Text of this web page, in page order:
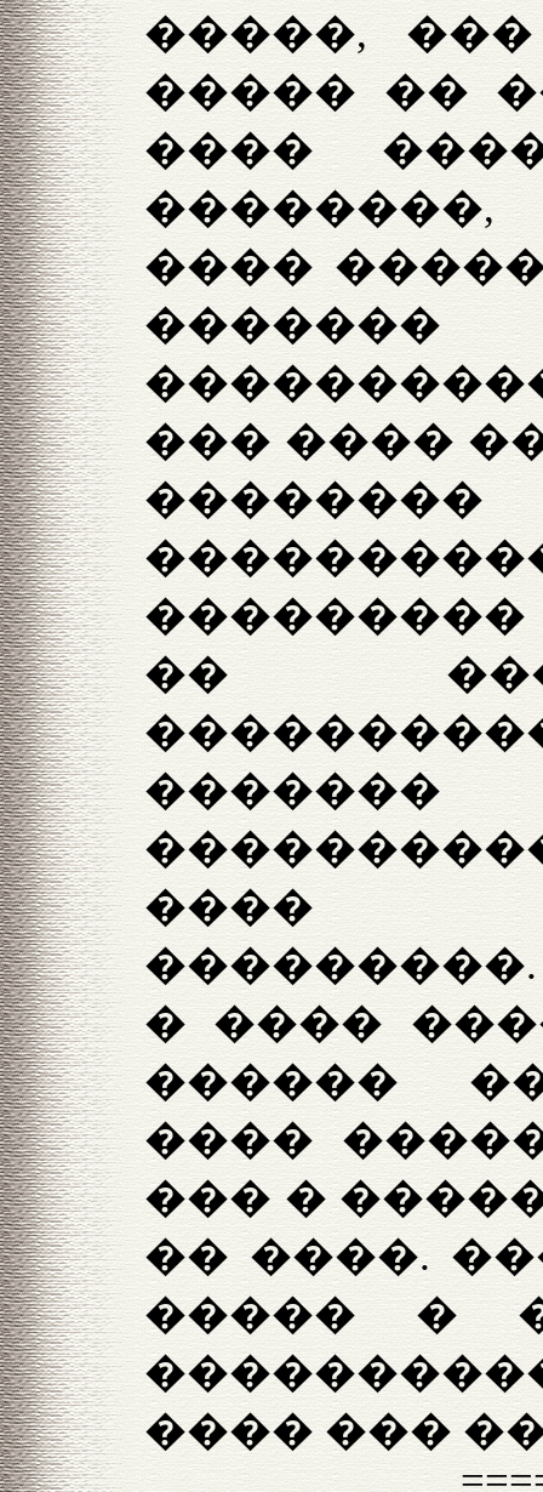
�����,
����� ��
����
����
��� ����
���������
��
����
� ����
������
����
��� �
�� ����.
����� �
���� ���